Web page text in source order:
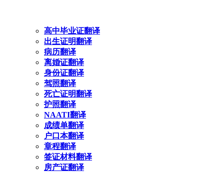
高中毕业证翻译
出生证明翻译
病历翻译
离婚证翻译
身份证翻译
驾照翻译
死亡证明翻译
护照翻译
NAATI翻译
成绩单翻译
户口本翻译
章程翻译
签证材料翻译
房产证翻译